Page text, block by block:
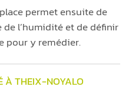
permet ensuite de
l’humidité et de définir
pour y remédier.
À THEIX-NOYALO